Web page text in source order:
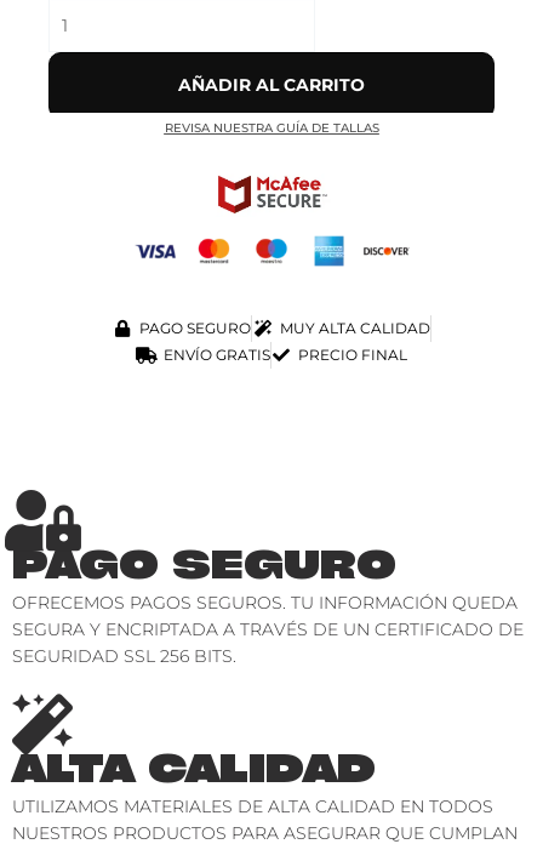
AÑADIR AL CARRITO
REVISA NUESTRA GUÍA DE TALLAS
PAGO SEGURO
MUY ALTA CALIDAD
ENVÍO GRATIS
PRECIO FINAL
PAGO SEGURO
OFRECEMOS PAGOS SEGUROS. TU INFORMACIÓN QUEDA
SEGURA Y ENCRIPTADA A TRAVÉS DE UN CERTIFICADO DE
SEGURIDAD SSL 256 BITS.
ALTA CALIDAD
UTILIZAMOS MATERIALES DE ALTA CALIDAD EN TODOS
NUESTROS PRODUCTOS PARA ASEGURAR QUE CUMPLAN